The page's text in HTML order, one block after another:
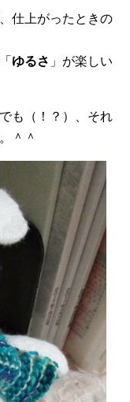
仕上がったときの
ゆるさ 」が楽しい
も（！？）、それ
＾＾